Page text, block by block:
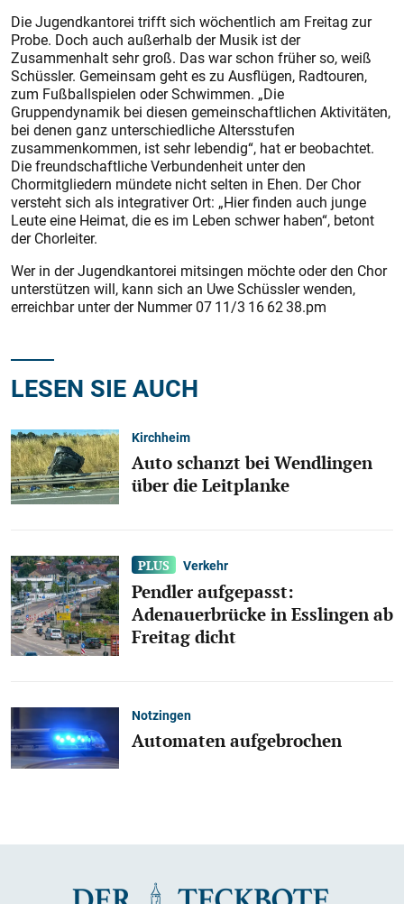
Die Jugendkantorei trifft sich wöchentlich am Freitag zur
Probe. Doch auch außerhalb der Musik ist der
Zusammenhalt sehr groß. Das war schon früher so, weiß
Schüssler. Gemeinsam geht es zu Ausflügen, Radtouren,
zum Fußballspielen oder Schwimmen. „Die
Gruppendynamik bei diesen gemeinschaftlichen Aktivitäten,
bei denen ganz unterschiedliche Altersstufen
zusammenkommen, ist sehr lebendig“, hat er beobachtet.
Die freundschaftliche Verbundenheit unter den
Chormitgliedern mündete nicht selten in Ehen. Der Chor
versteht sich als integrativer Ort: „Hier finden auch junge
Leute eine Heimat, die es im Leben schwer haben“, betont
der Chorleiter.
Wer in der Jugendkantorei mitsingen möchte oder den Chor
unterstützen will, kann sich an Uwe Schüssler wenden,
erreichbar unter der Nummer 07 11/3 16 62 38.pm
LESEN SIE AUCH
Kirchheim
Auto schanzt bei Wendlingen
über die Leitplanke
Verkehr
Pendler aufgepasst:
Adenauerbrücke in Esslingen ab
Freitag dicht
Notzingen
Automaten aufgebrochen